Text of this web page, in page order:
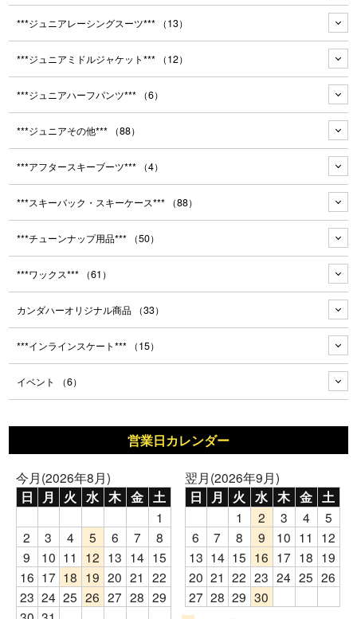
***ジュニアレーシングスーツ*** （13）
***ジュニアミドルジャケット*** （12）
***ジュニアハーフパンツ*** （6）
***ジュニアその他*** （88）
***アフタースキーブーツ*** （4）
***スキーバック・スキーケース*** （88）
***チューンナップ用品*** （50）
***ワックス*** （61）
カンダハーオリジナル商品 （33）
***インラインスケート*** （15）
イベント （6）
営業日カレンダー
今月(2026年8月)
日 月 火 水 木 金 土
1
2
3 4 5 6 7
8
9
10 11 12 13 14 15
16 17 18 19 20 21 22
23 24 25 26 27 28 29
翌月(2026年9月)
日 月 火 水 木 金 土
1 2 3 4
5
6
7 8 9 10 11
12
13 14 15 16 17 18 19
20 21 22 23 24 25 26
27 28 29 30